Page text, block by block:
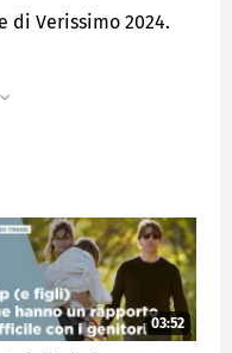
Verissimo 2024.
03:52